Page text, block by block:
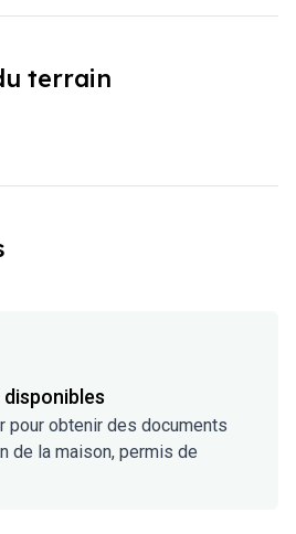
terrain
pour obtenir des documents
de la maison, permis de